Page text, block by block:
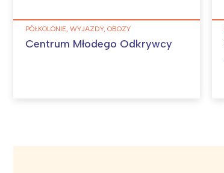
PÓŁKOLONIE, WYJAZDY, OBOZY
Centrum Młodego Odkrywcy